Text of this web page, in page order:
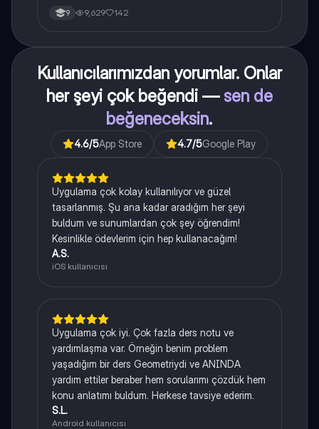
9 9,629 142
Kullanıcılarımızdan yorumlar. Onlar
her şeyi çok beğendi — sen de
beğeneceksin.
4.6/5App Store 4.7/5Google Play
Uygulama çok kolay kullanılıyor ve güzel
tasarlanmış. Şu ana kadar aradığım her şeyi
buldum ve sunumlardan çok şey öğrendim!
Kesinlikle ödevlerim için hep kullanacağım!
A.S.
iOS kullanıcısı
Uygulama çok iyi. Çok fazla ders notu ve
yardımlaşma var. Örneğin benim problem
yaşadığım bir ders Geometriydi ve ANINDA
yardım ettiler beraber hem sorularımı çözdük hem
konu anlatımı buldum. Herkese tavsiye ederim.
S.L.
Android kullanıcısı